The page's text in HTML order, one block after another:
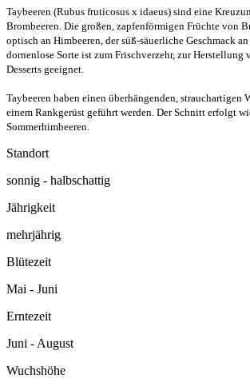
Taybeeren (Rubus fruticosus x idaeus) sind eine
Brombeeren. Die großen, zapfenförmigen Früchte von
optisch an Himbeeren, der süß-säuerliche Geschmack
dornenlose Sorte ist zum Frischverzehr, zur Herstellung
Desserts geeignet.
Taybeeren haben einen überhängenden, strauchartigen
einem Rankgerüst geführt werden. Der Schnitt erfolgt
Sommerhimbeeren.
Standort
sonnig - halbschattig
Jährigkeit
mehrjährig
Blütezeit
Mai - Juni
Erntezeit
Juni - August
Wuchshöhe